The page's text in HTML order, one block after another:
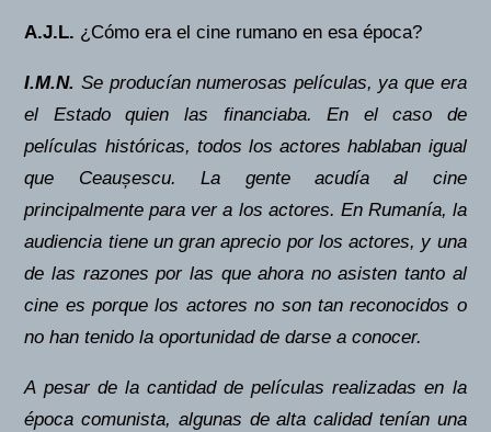
A.J.L. ¿Cómo era el cine rumano en esa época?
I.M.N. Se producían numerosas películas, ya que era
el Estado quien las financiaba. En el caso de
películas históricas, todos los actores hablaban igual
que Ceaușescu. La gente acudía al cine
principalmente para ver a los actores. En Rumanía, la
audiencia tiene un gran aprecio por los actores, y una
de las razones por las que ahora no asisten tanto al
cine es porque los actores no son tan reconocidos o
no han tenido la oportunidad de darse a conocer.
A pesar de la cantidad de películas realizadas en la
época comunista, algunas de alta calidad tenían una